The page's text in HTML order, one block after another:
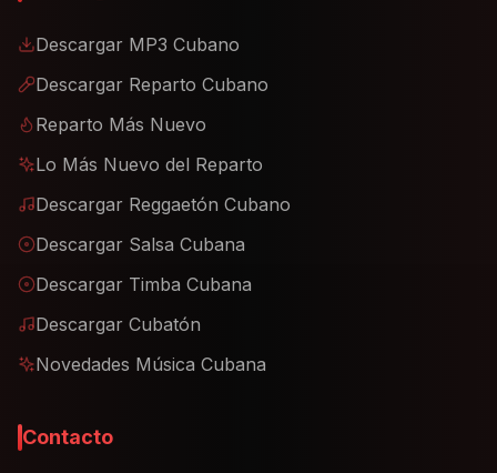
Descargar MP3 Cubano
Descargar Reparto Cubano
Reparto Más Nuevo
Lo Más Nuevo del Reparto
Descargar Reggaetón Cubano
Descargar Salsa Cubana
Descargar Timba Cubana
Descargar Cubatón
Novedades Música Cubana
Contacto